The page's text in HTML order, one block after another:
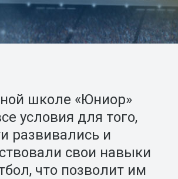
школе «Юниор»
условия для того,
развивались и
свои навыки
что позволит им